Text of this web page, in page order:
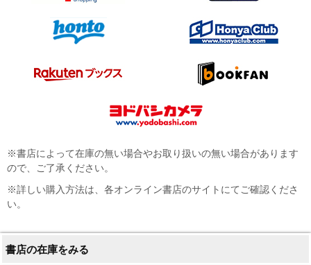
※書店によって在庫の無い場合やお取り扱いの無い場合があります
ので、ご了承ください。
※詳しい購入方法は、各オンライン書店のサイトにてご確認くださ
い。
書店の在庫をみる